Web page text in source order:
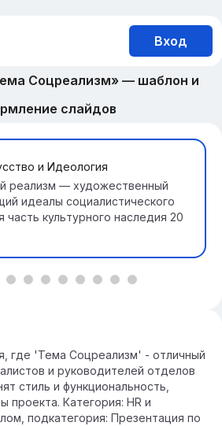
Вход
Соцреализм» — шаблон и
слайдов
и Идеология
реализм — художественный
идеалы социалистического
культурного наследия 20
где 'Тема Соцреализм' - отличный
и руководителей отделов
стиль и функциональность,
проекта. Категория: HR и
подкатегория: Презентация по